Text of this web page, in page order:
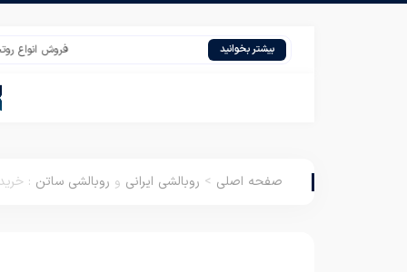
بیشتر بخوانید فروش انواع روتختی
صفحه اصلی > روبالشی ایرانی و روبالشی ساتن :